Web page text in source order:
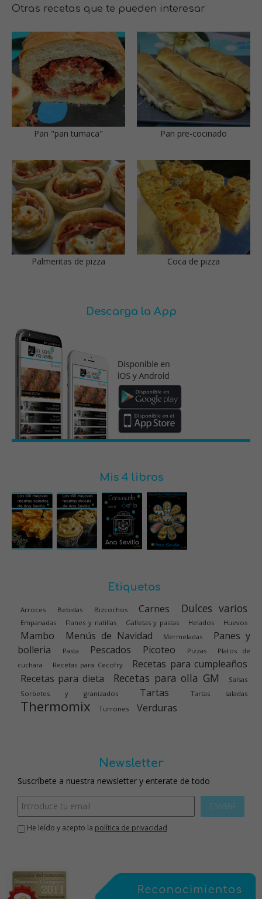
Otras recetas que te pueden interesar
Pan "pan tumaca" Pan pre-cocinado
Palmeritas de pizza Coca de pizza
Descarga la App
Mis 4 libros
Etiquetas
Arroces Bebidas Bizcochos Carnes Dulces varios
Empanadas Flanes y natillas Galletas y pastas Helados Huevos
Mambo Menús de Navidad Mermeladas
Panes y
bolleria
Pasta Pescados Picoteo Pizzas
Platos de
cuchara
Recetas para Cecofry
Recetas para cumpleaños
Recetas para dieta
Recetas para olla GM
Salsas
Sorbetes y granizados
Tartas Tartas saladas
Thermomix Turrones Verduras
Newsletter
Suscríbete a nuestra newsletter y enterate de todo
ENVIAR
He leído y acepto la política de privacidad